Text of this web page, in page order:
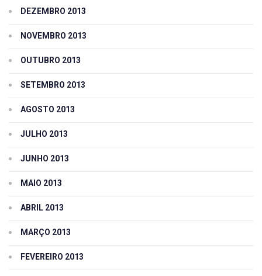
DEZEMBRO 2013
NOVEMBRO 2013
OUTUBRO 2013
SETEMBRO 2013
AGOSTO 2013
JULHO 2013
JUNHO 2013
MAIO 2013
ABRIL 2013
MARÇO 2013
FEVEREIRO 2013